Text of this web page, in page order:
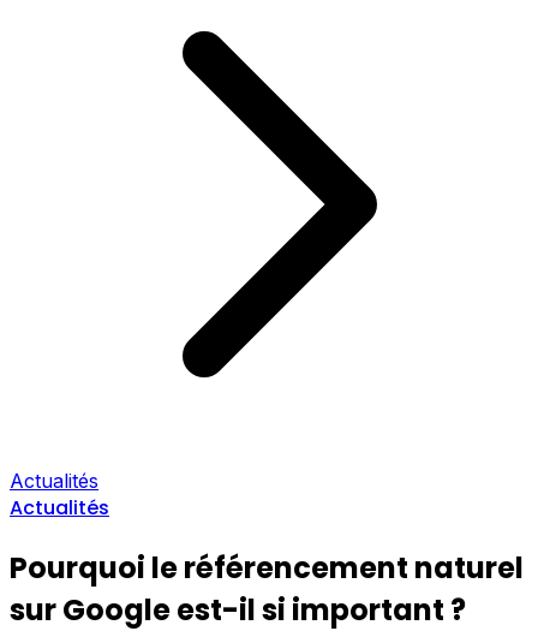
Actualités
Actualités
Pourquoi le référencement naturel
sur Google est-il si important ?